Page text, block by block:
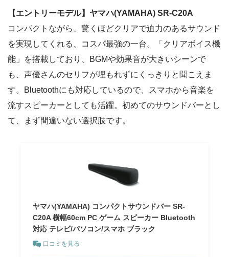
【エントリーモデル】ヤマハ(YAMAHA) SR-C20A
コンパクトながら、驚くほどクリアで迫力のあるサウンド
を実現してくれる、コスパ最強の一台。「クリアボイス機
能」を搭載しており、BGMや効果音が大きいシーンで
も、声優さんのセリフが埋もれずにくっきりと聞こえま
す。Bluetoothにも対応しているので、スマホから音楽を
流すスピーカーとしても活躍。初めてのサウンドバーとし
て、まず間違いない選択肢です。
ヤマハ(YAMAHA) コンパクトサウンドバー SR-
C20A 横幅60cm PC ゲーム スピーカー Bluetooth
対応 テレビ/パソコン/スマホ ブラック
口コミを見る